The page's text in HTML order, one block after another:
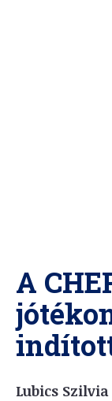
A
Lubics Szilvia